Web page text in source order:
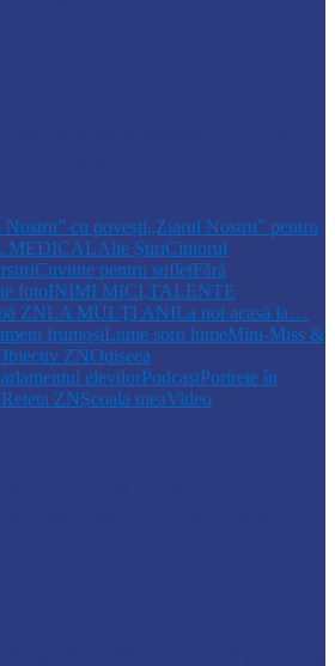
Nostru” cu povești„Ziarul Nostru” pentru
MEDICALAlte ȘtiriCititorul
Cuvinte pentru sufletFără
fotoINIMI MICI,TALENTE
ZNLA MULŢI ANILa noi acasă la…
frumoșiLume soro lumeMini-Miss &
ZNOdiseea
elevilorPodcastPortrete în
Reteta ZNȘcoala meaVideo